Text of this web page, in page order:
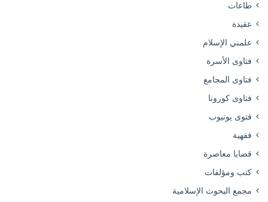
طاعات
عقيدة
علمني الإسلام
فتاوى الأسرة
فتاوى المجامع
فتاوى كورونا
فتوى يوتيوب
فقهية
قضايا معاصرة
كتب ومؤلفات
مجمع البحوث الإسلامية